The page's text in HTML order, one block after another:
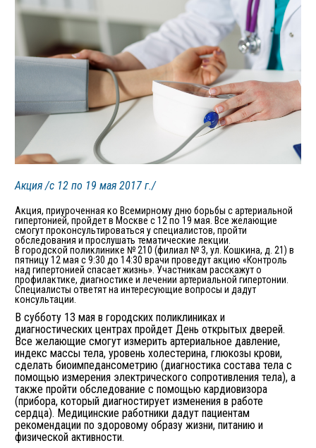
Акция /с 12 по 19 мая 2017 г./
Акция, приуроченная ко Всемирному дню борьбы с артериальной
гипертонией, пройдет в Москве с 12 по 19 мая. Все желающие
смогут проконсультироваться у специалистов, пройти
обследования и прослушать тематические лекции.
В городской поликлинике № 210 (филиал № 3, ул. Кошкина, д. 21) в
пятницу 12 мая с 9:30 до 14:30 врачи проведут акцию «Контроль
над гипертонией спасает жизнь». Участникам расскажут о
профилактике, диагностике и лечении артериальной гипертонии.
Специалисты ответят на интересующие вопросы и дадут
консультации.
В субботу 13 мая в городских поликлиниках и
диагностических центрах пройдет День открытых дверей.
Все желающие смогут измерить артериальное давление,
индекс массы тела, уровень холестерина, глюкозы крови,
сделать биоимпедансометрию (диагностика состава тела с
помощью измерения электрического сопротивления тела), а
также пройти обследование с помощью кардиовизора
(прибора, который диагностирует изменения в работе
сердца). Медицинские работники дадут пациентам
рекомендации по здоровому образу жизни, питанию и
физической активности.